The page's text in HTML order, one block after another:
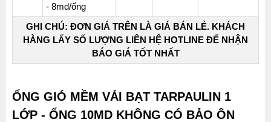
- 8md/ống
GHI CHÚ: ĐƠN GIÁ TRÊN LÀ GIÁ BÁN LẺ. KHÁCH
HÀNG LẤY SỐ LƯỢNG LIÊN HỆ HOTLINE ĐỂ NHẬN
BÁO GIÁ TỐT NHẤT
ỐNG GIÓ MỀM VẢI BẠT TARPAULIN 1
LỚP - ỐNG 10MD KHÔNG CÓ BẢO ÔN